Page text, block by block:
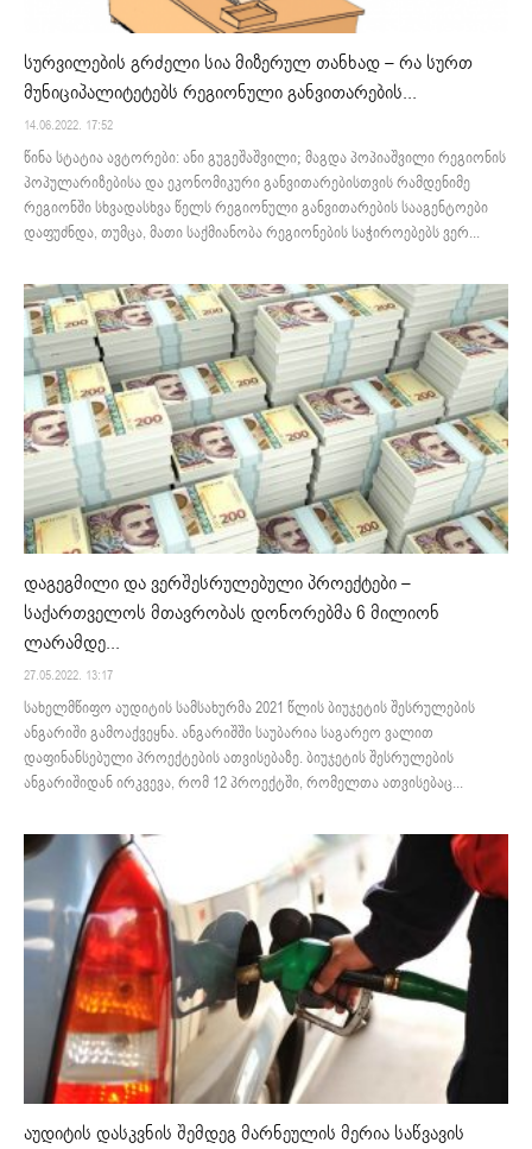
სურვილების გრძელი სია მიზერულ თანხად – რა სურთ
მუნიციპალიტეტებს რეგიონული განვითარების...
14.06.2022. 17:52
წინა სტატია ავტორები: ანი გუგეშაშვილი; მაგდა პოპიაშვილი რეგიონის
პოპულარიზებისა და ეკონომიკური განვითარებისთვის რამდენიმე
რეგიონში სხვადასხვა წელს რეგიონული განვითარების სააგენტოები
დაფუძნდა, თუმცა, მათი საქმიანობა რეგიონების საჭიროებებს ვერ...
დაგეგმილი და ვერშესრულებული პროექტები –
საქართველოს მთავრობას დონორებმა 6 მილიონ
ლარამდე...
27.05.2022. 13:17
სახელმწიფო აუდიტის სამსახურმა 2021 წლის ბიუჯეტის შესრულების
ანგარიში გამოაქვეყნა. ანგარიშში საუბარია საგარეო ვალით
დაფინანსებული პროექტების ათვისებაზე. ბიუჯეტის შესრულების
ანგარიშიდან ირკვევა, რომ 12 პროექტში, რომელთა ათვისებაც...
აუდიტის დასკვნის შემდეგ მარნეულის მერია საწვავის